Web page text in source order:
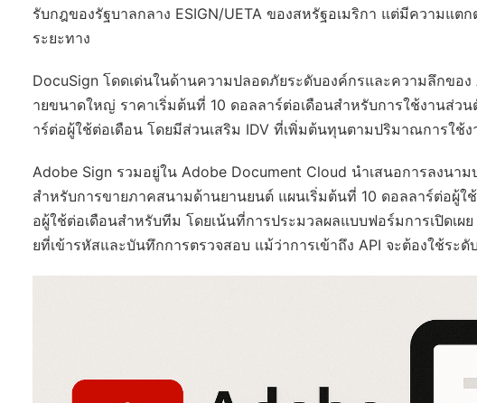
รับกฎของรัฐบาลกลาง ESIGN/UETA ของสหรัฐอเมริกา แต่มีความแต
ระยะทาง
DocuSign โดดเด่นในด้านความปลอดภัยระดับองค์กรและความลึกขอ
ายขนาดใหญ่ ราคาเริ่มต้นที่ 10 ดอลลาร์ต่อเดือนสำหรับการใช้งานส่
าร์ต่อผู้ใช้ต่อเดือน โดยมีส่วนเสริม IDV ที่เพิ่มต้นทุนตามปริมาณการใช้ง
Adobe Sign รวมอยู่ใน Adobe Document Cloud นำเสนอการลงนา
สำหรับการขายภาคสนามด้านยานยนต์ แผนเริ่มต้นที่ 10 ดอลลาร์ต่อผู้
อผู้ใช้ต่อเดือนสำหรับทีม โดยเน้นที่การประมวลผลแบบฟอร์มการเปิดเผ
ยที่เข้ารหัสและบันทึกการตรวจสอบ แม้ว่าการเข้าถึง API จะต้องใช้ระ